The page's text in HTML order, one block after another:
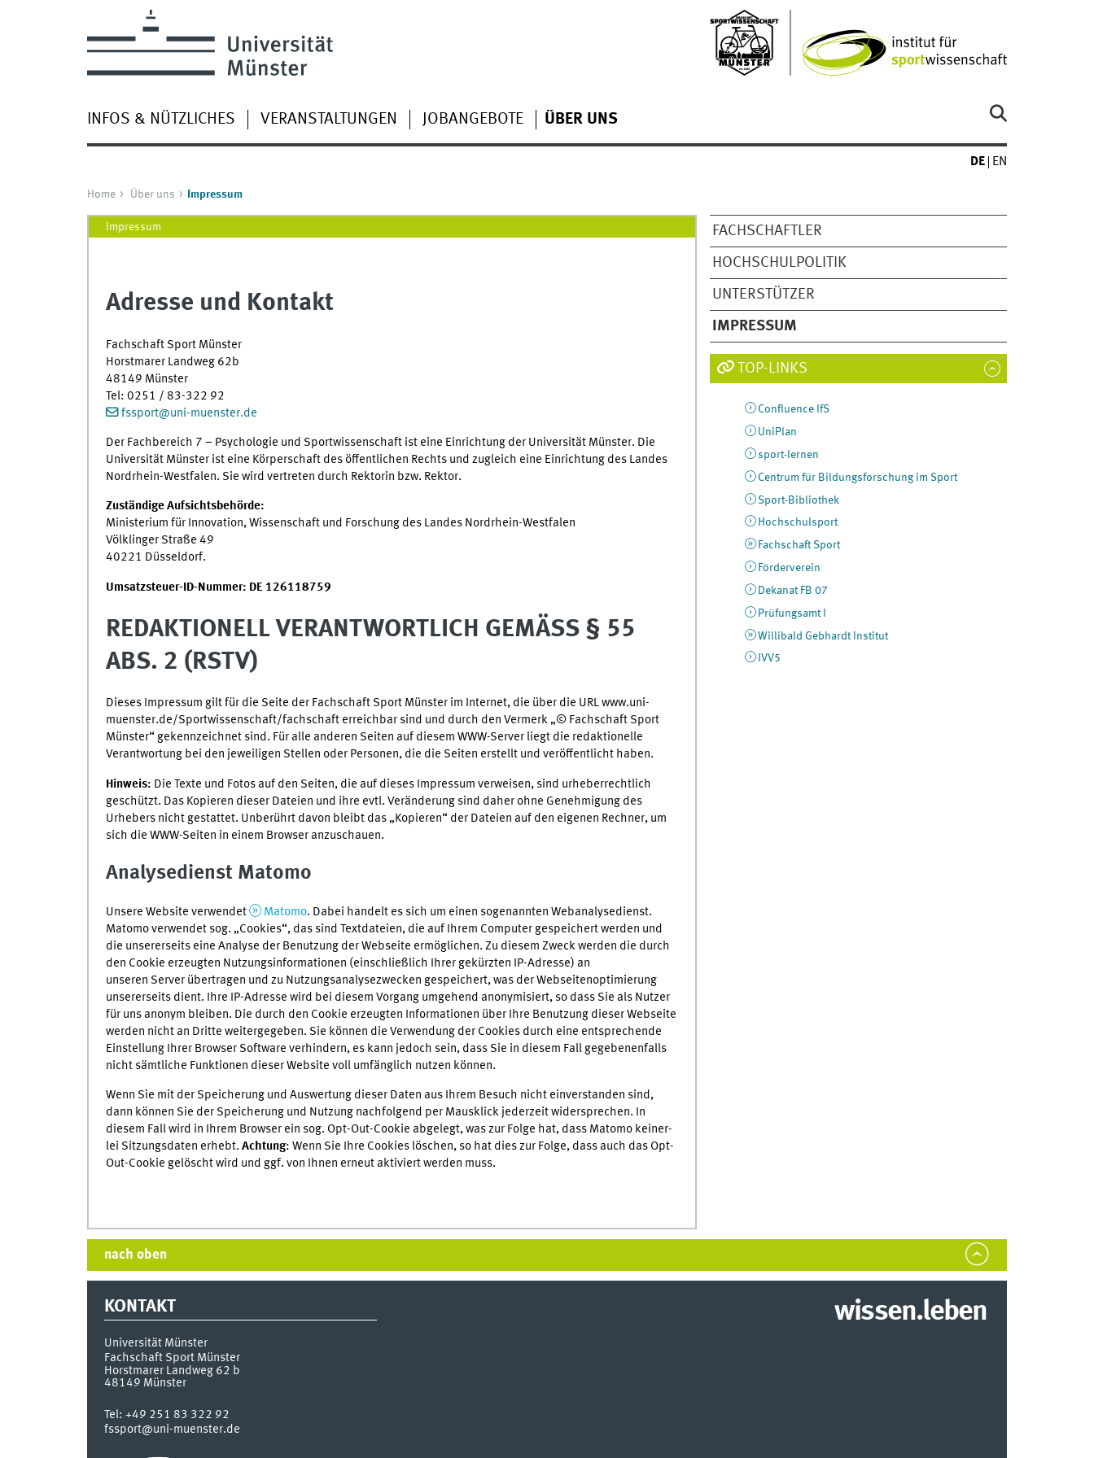
INFOS & NÜTZLICHES VERANSTALTUNGEN JOBANGEBOTE ÜBER UNS
DE EN
Home Über uns Impressum
FACHSCHAFTLER
HOCHSCHULPOLITIK
UNTERSTÜTZER
IMPRESSUM
Impressum
Adresse und Kontakt
Fachschaft Sport Münster
Horstmarer Landweg 62b
48149 Münster
Tel: 0251 / 83-322 92
fssport@uni-muenster.de
Der Fachbereich 7 – Psychologie und Sportwissenschaft ist eine Einrichtung der Universität Münster. Die
Universität Münster ist eine Körperschaft des öffentlichen Rechts und zugleich eine Einrichtung des Landes
Nordrhein-Westfalen. Sie wird vertreten durch Rektorin bzw. Rektor.
Zuständige Aufsichtsbehörde:
Ministerium für Innovation, Wissenschaft und Forschung des Landes Nordrhein-Westfalen
Völklinger Straße 49
40221 Düsseldorf.
Umsatzsteuer-ID-Nummer: DE 126118759
REDAKTIONELL VERANTWORTLICH GEMÄSS § 55
ABS. 2 (RSTV)
Dieses Impressum gilt für die Seite der Fachschaft Sport Münster im Internet, die über die URL www.uni-
muenster.de/Sportwissenschaft/fachschaft erreichbar sind und durch den Vermerk „© Fachschaft Sport
Münster“ gekennzeichnet sind. Für alle anderen Seiten auf diesem WWW-Server liegt die redaktionelle
Verantwortung bei den jeweiligen Stellen oder Personen, die die Seiten erstellt und veröffentlicht haben.
Hinweis: Die Texte und Fotos auf den Seiten, die auf dieses Impressum verweisen, sind urheberrechtlich
geschützt. Das Kopieren dieser Dateien und ihre evtl. Veränderung sind daher ohne Genehmigung des
Urhebers nicht gestattet. Unberührt davon bleibt das „Kopieren“ der Dateien auf den eigenen Rechner, um
sich die WWW-Seiten in einem Browser anzuschauen.
Analysedienst Matomo
Unsere Website verwendet Matomo. Dabei handelt es sich um einen sogenannten Webanalysedienst.
Matomo verwendet sog. „Cookies“, das sind Textdateien, die auf Ihrem Computergespeichert werden und
die unsererseits eine Analyse der Benutzung derWebseite ermöglichen. Zu diesem Zweck werden die durch
den Cookie erzeugten Nutzungsinformationen (einschließlich Ihrer gekürzten IP-Adresse) an
unseren Serverübertragen und zu Nutzungsanalysezwecken gespeichert, was derWebseitenoptimierung
unsererseits dient. Ihre
IP-Adresse wird bei diesem Vorgang umge­hend anony­mi­siert, so dass Sie als Nutzer
für uns anonym bleiben. Die durch den Cookie erzeugten Informationen über Ihre Benutzung dieserWebseite
werden nicht an Dritte weitergegeben. Sie können die Verwendung der Cookiesdurch eine entsprechende
Einstellung Ihrer Browser Software verhindern, es kann jedoch sein, dass Sie in diesem Fall gegebenenfalls
nicht sämtliche Funktionen dieserWebsite voll umfänglich nutzen können.
Wenn Sie mit der Spei­che­rung und Aus­wer­tung die­ser Daten aus Ihrem Besuch nicht ein­ver­stan­den sind,
dann kön­nen Sie der Spei­che­rung und Nut­zung nachfolgend per Maus­klick jederzeit wider­spre­chen. In
diesem Fall wird in Ihrem Browserein sog. Opt-Out-Cookie abgelegt, was zur Folge hat, dass Matomo kei­ner­
lei Sit­zungs­da­ten erhebt. Achtung: Wenn Sie Ihre Cookieslöschen, so hat dies zur Folge, dass auch das Opt-
Out-Cookie gelöscht wird und ggf. von Ihnen erneut aktiviert werden muss.
TOP-LINKS
Confluence IfS
UniPlan
sport-lernen
Centrum für Bildungsforschung im Sport
Sport-Bibliothek
Hochschulsport
Fachschaft Sport
Förderverein
Dekanat FB 07
Prüfungsamt I
Willibald Gebhardt Institut
IVV5
nach oben
KONTAKT
Universität Münster
Fachschaft Sport Münster
Horstmarer Landweg 62 b
48149 Münster
Tel: +49 251 83 322 92
fssport@uni-muenster.de
wissen.leben